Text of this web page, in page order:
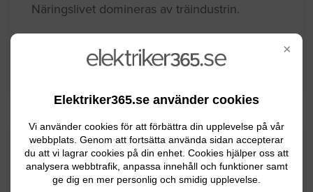
×
Elektriker365.se använder cookies
Vi använder cookies för att förbättra din upplevelse på vår
webbplats. Genom att fortsätta använda sidan accepterar
du att vi lagrar cookies på din enhet. Cookies hjälper oss att
analysera webbtrafik, anpassa innehåll och funktioner samt
ge dig en mer personlig och smidig upplevelse.
Näringslivet domineras av träindustrin.
BYGGLOVSINFORMATION FÖR
Senaste förfrågningar